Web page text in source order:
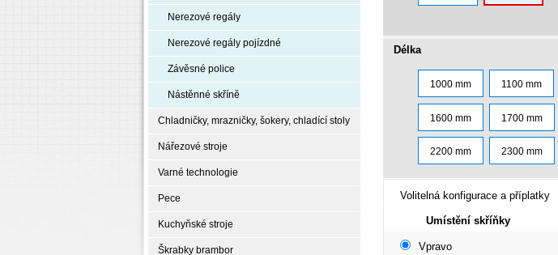
Délka
1000 mm 1100 mm
1600 mm 1700 mm
2200 mm 2300 mm
Volitelná konfigurace a příplatky
Umístění skříňky
Vpravo
Nerezové regály
Nerezové regály pojízdné
Závěsné police
Nástěnné skříně
Chladničky, mrazničky, šokery, chladící stoly
Nářezové stroje
Varné technologie
Pece
Kuchyňské stroje
Škrabky brambor